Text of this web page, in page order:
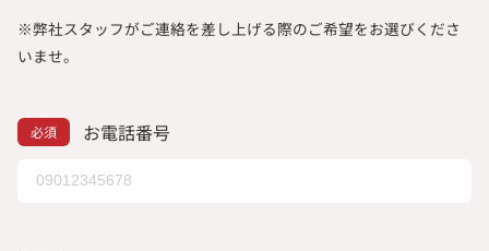
※弊社スタッフがご連絡を差し上げる際のご希望をお選びくださ
いませ。
お電話番号